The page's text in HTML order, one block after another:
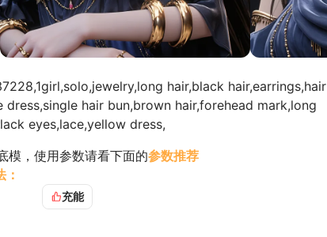
hair,black hair,earrings,hair
hair bun,brown hair,forehead mark,long
eyes,lace,yellow dress,
模，使用参数请看下面的参数推荐
DPM++ 3M SDE
充能